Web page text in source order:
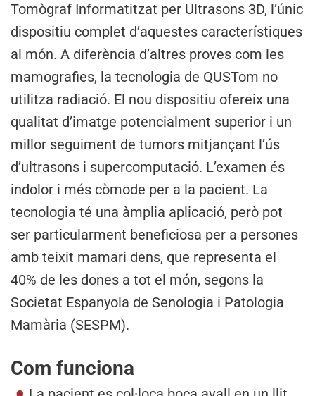
Tomògraf Informatitzat per Ultrasons 3D, l’únic
dispositiu complet d’aquestes característiques
al món. A diferència d’altres proves com les
mamografies, la tecnologia de QUSTom no
utilitza radiació. El nou dispositiu ofereix una
qualitat d’imatge potencialment superior i un
millor seguiment de tumors mitjançant l’ús
d’ultrasons i supercomputació. L’examen és
indolor i més còmode per a la pacient. La
tecnologia té una àmplia aplicació, però pot
ser particularment beneficiosa per a persones
amb teixit mamari dens, que representa el
40% de les dones a tot el món, segons la
Societat Espanyola de Senologia i Patologia
Mamària (SESPM).
Com funciona